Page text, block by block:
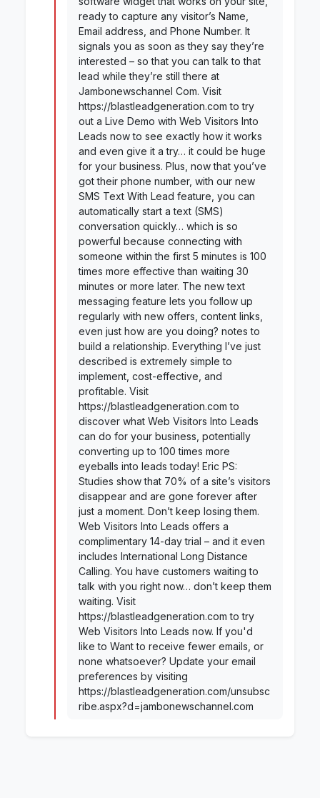
ready to capture any visitor’s Name,
Email address, and Phone Number. It
signals you as soon as they say they’re
interested – so that you can talk to that
lead while they’re still there at
Jambonewschannel Com. Visit
https://blastleadgeneration.com to try
out a Live Demo with Web Visitors Into
Leads now to see exactly how it works
and even give it a try… it could be huge
for your business. Plus, now that you’ve
got their phone number, with our new
SMS Text With Lead feature, you can
automatically start a text (SMS)
conversation quickly… which is so
powerful because connecting with
someone within the first 5 minutes is 100
times more effective than waiting 30
minutes or more later. The new text
messaging feature lets you follow up
regularly with new offers, content links,
even just how are you doing? notes to
build a relationship. Everything I’ve just
described is extremely simple to
implement, cost-effective, and
profitable. Visit
https://blastleadgeneration.com to
discover what Web Visitors Into Leads
can do for your business, potentially
converting up to 100 times more
eyeballs into leads today! Eric PS:
Studies show that 70% of a site’s visitors
disappear and are gone forever after
just a moment. Don’t keep losing them.
Web Visitors Into Leads offers a
complimentary 14-day trial – and it even
includes International Long Distance
Calling. You have customers waiting to
talk with you right now… don’t keep them
waiting. Visit
https://blastleadgeneration.com to try
Web Visitors Into Leads now. If you'd
like to Want to receive fewer emails, or
none whatsoever? Update your email
preferences by visiting
https://blastleadgeneration.com/unsubsc
ribe.aspx?d=jambonewschannel.com